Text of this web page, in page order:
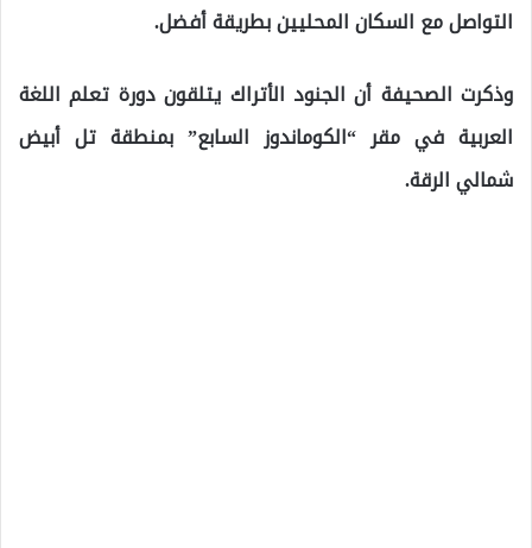
التواصل مع السكان المحليين بطريقة أفضل.
وذكرت الصحيفة أن الجنود الأتراك يتلقون دورة تعلم اللغة
العربية في مقر “الكوماندوز السابع” بمنطقة تل أبيض
شمالي الرقة.